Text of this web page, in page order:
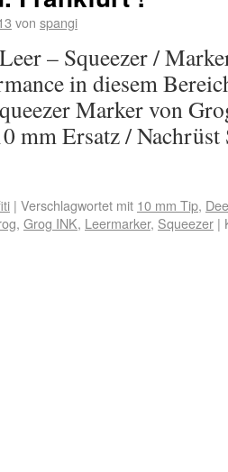
von spangi
– Squeezer /
in diesem
Marker von
mm Ersatz /
| Verschlagwortet mit 10 mm Tip,
, Grog INK, Leermarker, Squeezer |